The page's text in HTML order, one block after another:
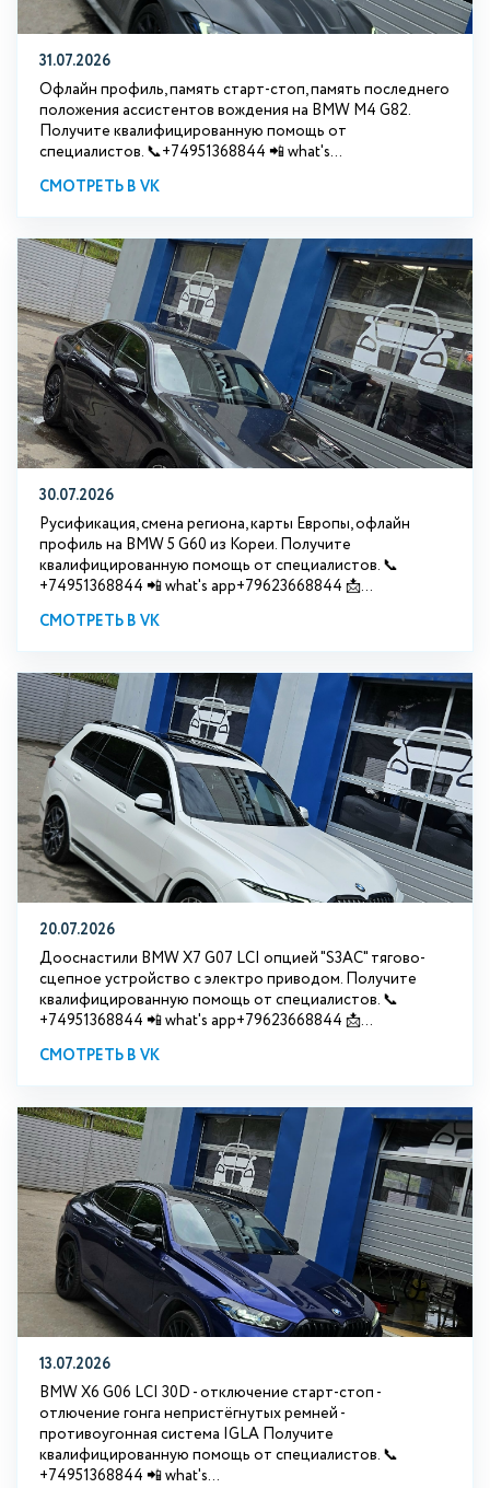
31.07.2026
Офлайн профиль, память старт-стоп, память последнего
положения ассистентов вождения на BMW М4 G82.
Получите квалифицированную помощь от
специалистов. 📞+74951368844 📲 what's...
СМОТРЕТЬ В VK
30.07.2026
Русификация, смена региона, карты Европы, офлайн
профиль на BMW 5 G60 из Кореи. Получите
квалифицированную помощь от специалистов. 📞
+74951368844 📲 what's app+79623668844 📩...
СМОТРЕТЬ В VK
20.07.2026
Дооснастили BMW Х7 G07 LCI опцией "S3АС" тягово-
сцепное устройство с электро приводом. Получите
квалифицированную помощь от специалистов. 📞
+74951368844 📲 what's app+79623668844 📩...
СМОТРЕТЬ В VK
13.07.2026
BMW X6 G06 LCI 30D - отключение старт-стоп -
отлючение гонга непристёгнутых ремней -
противоугонная система IGLA Получите
квалифицированную помощь от специалистов. 📞
+74951368844 📲 what's...